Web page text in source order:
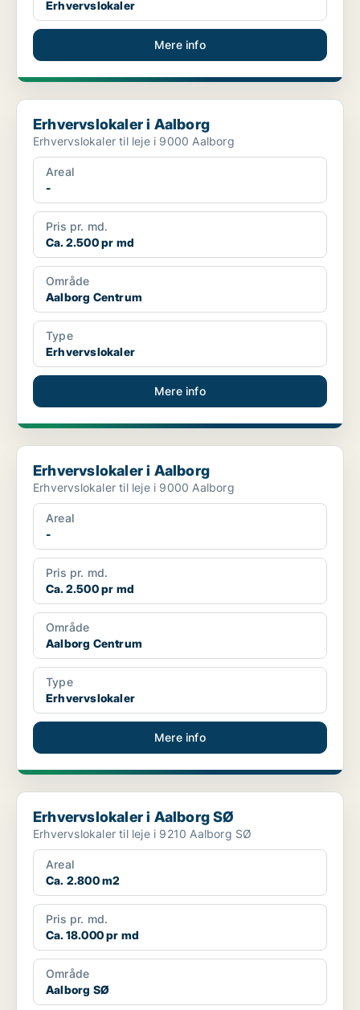
Erhvervslokaler
Mere info
Erhvervslokaler i Aalborg
Erhvervslokaler i Aalborg
Erhvervslokaler til leje i 9000 Aalborg
Areal
-
Pris pr. md.
Ca. 2.500 pr md
Område
Aalborg Centrum
Type
Erhvervslokaler
Mere info
Erhvervslokaler i Aalborg
Erhvervslokaler i Aalborg
Erhvervslokaler til leje i 9000 Aalborg
Areal
-
Pris pr. md.
Ca. 2.500 pr md
Område
Aalborg Centrum
Type
Erhvervslokaler
Mere info
Erhvervslokaler i Aalborg SØ
Erhvervslokaler i Aalborg SØ
Erhvervslokaler til leje i 9210 Aalborg SØ
Areal
Ca. 2.800 m2
Pris pr. md.
Ca. 18.000 pr md
Område
Aalborg SØ